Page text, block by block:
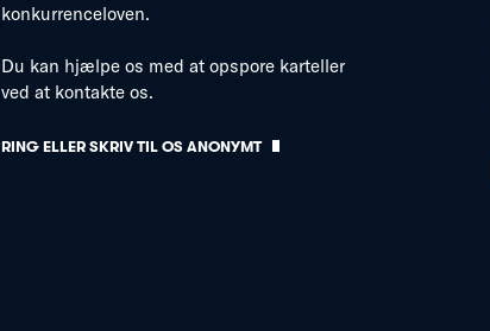
konkurrenceloven.
Du kan hjælpe os med at opspore karteller
ved at kontakte os.
RING ELLER SKRIV TIL OS ANONYMT